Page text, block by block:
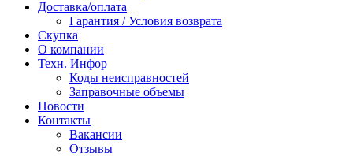
Доставка/оплата
Гарантия / Условия возврата
Скупка
О компании
Техн. Инфор
Коды неисправностей
Заправочные объемы
Новости
Контакты
Вакансии
Отзывы